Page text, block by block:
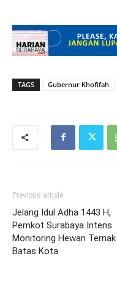
TAGS Gubernur Khofifah
Previous article
Jelang Idul Adha 1443 H,
Pemkot Surabaya Intens
Monitoring Hewan Ternak
Batas Kota